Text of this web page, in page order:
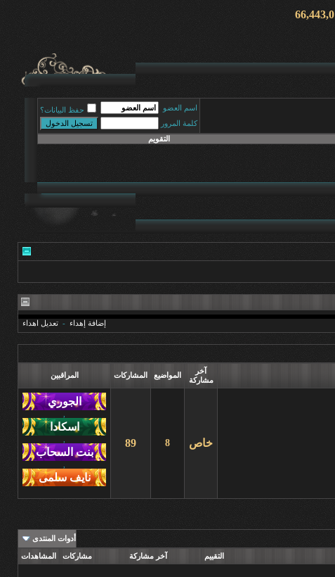
اسم العضو
حفظ البيانات؟
كلمة المرور
التقويم
إضافة إهداء - تعديل اهداء
آخر
مشاركة
المواضيع المشاركات المراقبين
خاص 8
89
أدوات المنتدى
التقييم آخر مشاركة مشاركات المشاهدات